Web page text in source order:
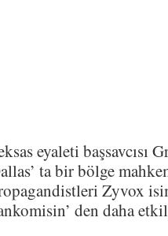
eyaleti başsavcısı
ta bir bölge
Zyvox
den daha